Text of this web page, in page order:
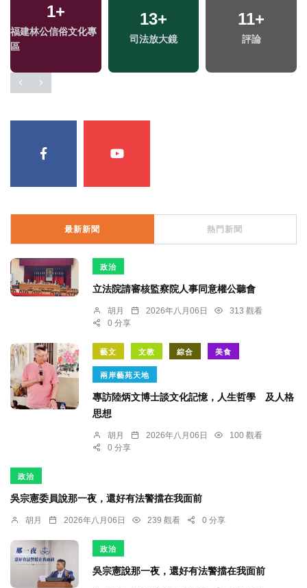
1+
福建林公信俗文化專
區
13+
司法放大鏡
11+
評論
最新新聞 熱門新聞
政治
立法院請審核監察院人事同意權公聽會
胡月 2026年八月06日
313 觀看
0 分享
藝文 文教 綜合 美食
兩岸藝苑天地
專訪陸炳文博士談文化記憶，人生哲學 及人格
思想
胡月 2026年八月06日
100 觀看
0 分享
政治
吳宗憲委員說那一夜，還好有法警擋在我面前
胡月 2026年八月06日 239 觀看 0 分享
政治
吳宗憲說那一夜，還好有法警擋在我面前